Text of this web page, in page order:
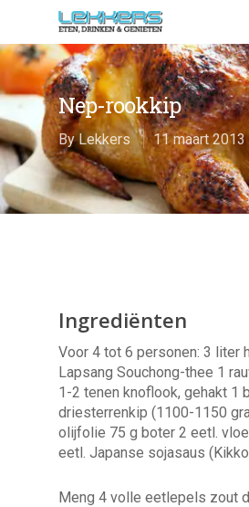
Nep-rookkip
ByLekkers 11 maart 2013
Ingrediënten
Voor 4 tot 6 personen: 3 liter
Lapsang Souchong-thee 1
1-2 tenen knoflook, gehakt 1
driesterrenkip (1100-1150
olijfolie 75 g boter 2 eetl.
eetl. Japanse sojasaus
Meng 4 volle eetlepels zout